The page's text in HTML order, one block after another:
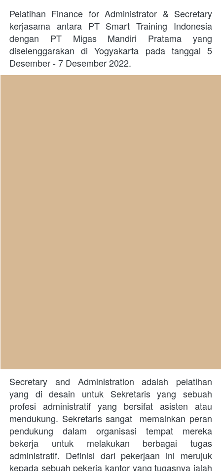
Pelatihan Finance for Administrator & Secretary
kerjasama antara PT Smart Training Indonesia
dengan PT Migas Mandiri Pratama yang
diselenggarakan di Yogyakarta pada tanggal 5
Desember - 7 Desember 2022.
Secretary and Administration
adalah pelatihan
yang di desain untuk Sekretaris yang sebuah
profesi administratif yang bersifat asisten atau
mendukung. Sekretaris sangat  memainkan peran
pendukung dalam organisasi tempat mereka
bekerja untuk melakukan berbagai tugas
administratif. Definisi dari pekerjaan ini merujuk
kepada sebuah pekerja kantor yang tugasnya ialah